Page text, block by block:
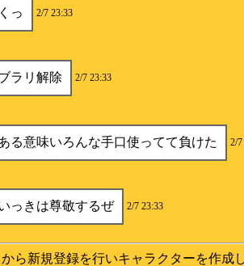
くっ 2/7 23:33
ラリ解除 2/7 23:33
る意味いろんな手口使ってて負けた 2/
っきは尊敬するぜ 2/7 23:33
ら新規登録を行いキャラクターを作成